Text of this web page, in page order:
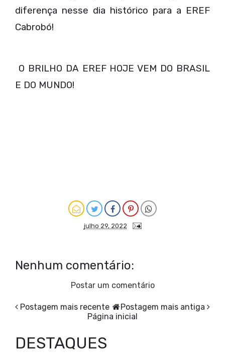
diferença nesse dia histórico para a EREF
Cabrobó!
O BRILHO DA EREF HOJE VEM DO BRASIL
E DO MUNDO!
julho 29, 2022
Nenhum comentário:
Postar um comentário
Postagem mais recente
Postagem mais antiga
Página inicial
DESTAQUES